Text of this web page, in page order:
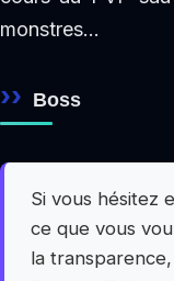
monstres…
Boss
Si vous hésitez
ce que vous
la